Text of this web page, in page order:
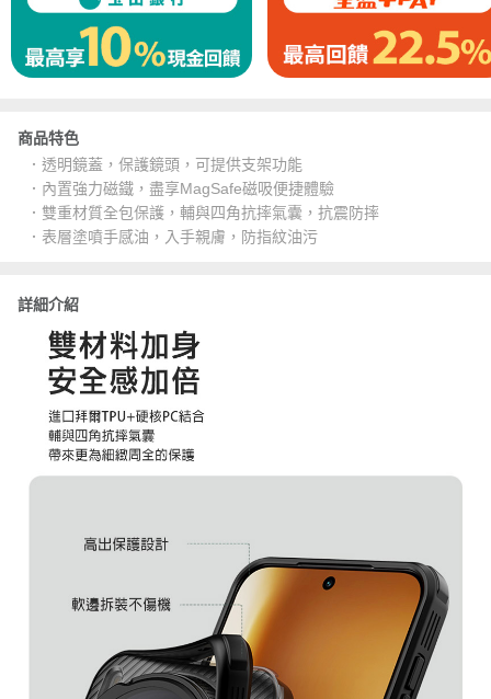
商品特色
．透明鏡蓋，保護鏡頭，可提供支架功能
．內置強力磁鐵，盡享MagSafe磁吸便捷體驗
．雙重材質全包保護，輔與四角抗摔氣囊，抗震防摔
．表層塗噴手感油，入手親膚，防指紋油污
詳細介紹